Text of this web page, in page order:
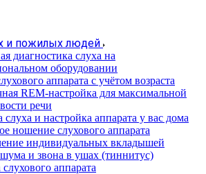
и пожилых людей
диагностика слуха на
оборудовании
аппарата с учётом возраста
REM-настройка для максимальной
речи
слуха и настройка аппарата у вас дома
ношение слухового аппарата
индивидуальных вкладышей
и звона в ушах (тиннитус)
слухового аппарата